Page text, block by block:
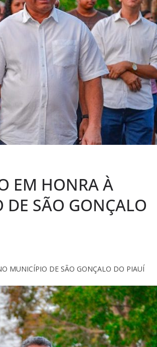
EM HONRA À
SÃO GONÇALO
MUNICÍPIO DE SÃO GONÇALO DO PIAUÍ